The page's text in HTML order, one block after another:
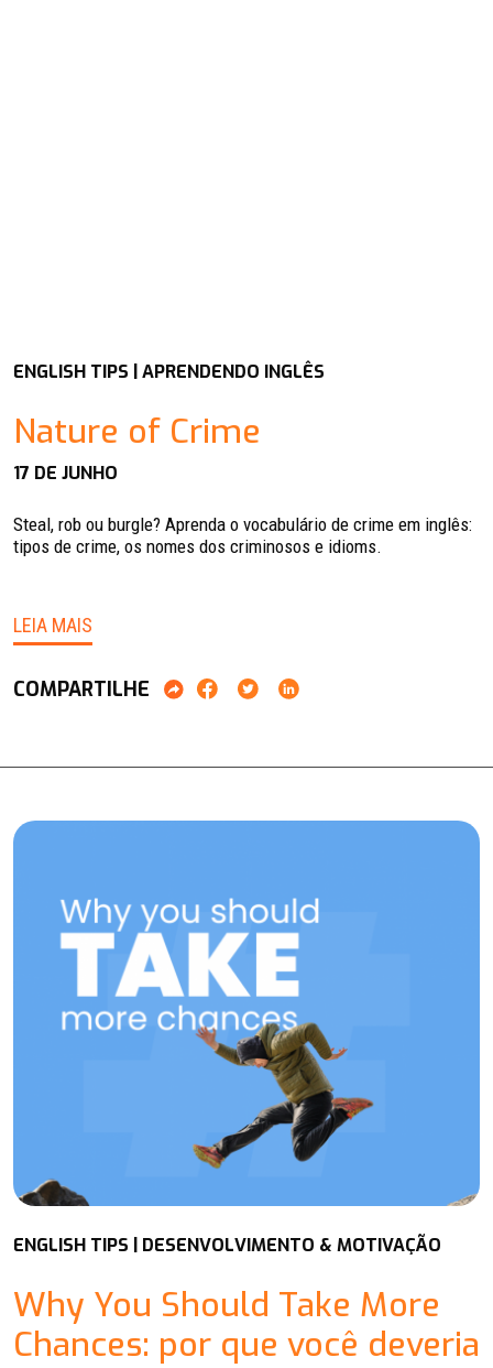
ENGLISH TIPS | APRENDENDO INGLÊS
Nature of Crime
17 DE JUNHO
Steal, rob ou burgle? Aprenda o vocabulário de crime em inglês:
tipos de crime, os nomes dos criminosos e idioms.
LEIA MAIS
COMPARTILHE
ENGLISH TIPS | DESENVOLVIMENTO & MOTIVAÇÃO
Why You Should Take More
Chances: por que você deveria